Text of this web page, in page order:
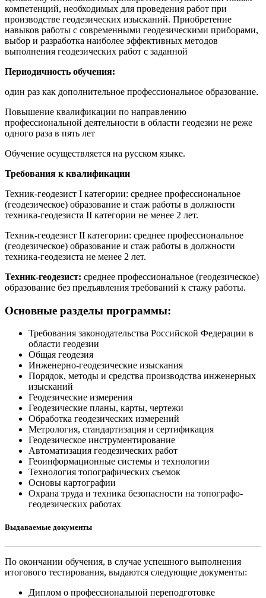
компетенций, необходимых для проведения работ при
производстве геодезических изысканий. Приобретение
навыков работы с современными геодезическими приборами,
выбор и разработка наиболее эффективных методов
выполнения геодезических работ с заданной
Периодичность обучения:
один раз как дополнительное профессиональное образование.
Повышение квалификации по направлению
профессиональной деятельности в области геодезии не реже
одного раза в пять лет
Обучение осуществляется на русском языке.
Требования к квалификации
Техник-геодезист I категории: среднее профессиональное
(геодезическое) образование и стаж работы в должности
техника-геодезиста II категории не менее 2 лет.
Техник-геодезист II категории: среднее профессиональное
(геодезическое) образование и стаж работы в должности
техника-геодезиста не менее 2 лет.
Техник-геодезист: среднее профессиональное (геодезическое)
образование без предъявления требований к стажу работы.
Основные разделы программы:
Требования законодательства Российской Федерации в
области геодезии
Общая геодезия
Инженерно-геодезические изыскания
Порядок, методы и средства производства инженерных
изысканий
Геодезические измерения
Геодезические планы, карты, чертежи
Обработка геодезических измерений
Метрология, стандартизация и сертификация
Геодезическое инструментирование
Автоматизация геодезических работ
Геоинформационные системы и технологии
Технология топографических съемок
Основы картографии
Охрана труда и техника безопасности на топографо-
геодезических работах
Выдаваемые документы
По окончании обучения, в случае успешного выполнения
итогового тестирования, выдаются следующие документы:
Диплом о профессиональной переподготовке